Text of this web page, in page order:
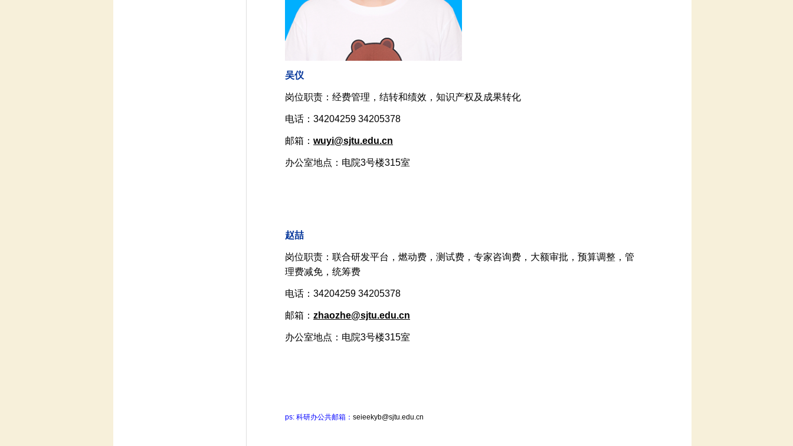
吴仪
岗位职责：经费管理，结转和绩效，知识产权及成果转化
电话：34204259 34205378
邮箱： wuyi@sjtu.edu.cn
办公室地点：电院3号楼315室
赵喆
岗位职责：联合研发平台，燃动费，测试费，专家咨询费，大额审批，预算调整，管
理费减免，统筹费
电话：34204259 34205378
邮箱： zhaozhe@sjtu.edu.cn
办公室地点：电院3号楼315室
ps: 科研办公共邮箱： seieekyb@sjtu.edu.cn